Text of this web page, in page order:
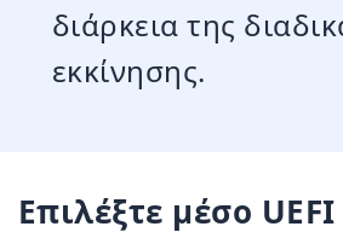
διάρκεια της
εκκίνησης.
Επιλέξτε μέσο UEFI